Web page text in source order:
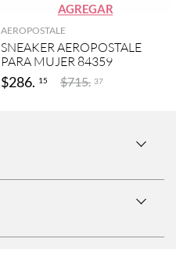
AGREGAR
AEROPOSTALE
SNEAKER AEROPOSTALE
PARA MUJER 84359
$286. 15 $715. 37